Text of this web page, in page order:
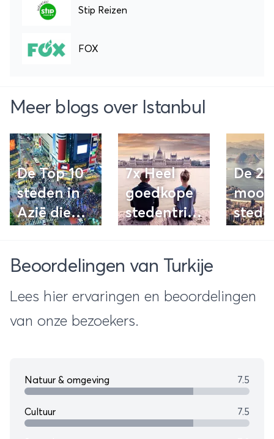
Stip Reizen
FOX
Meer blogs over Istanbul
De Top 10
steden in
Azië die
moet
hebben
7x Heel
goedkope
stedentrips
De 25
Beoordelingen van Turkije
Lees hier ervaringen en beoordelingen
van onze bezoekers.
Natuur & omgeving 7.5
Cultuur 7.5